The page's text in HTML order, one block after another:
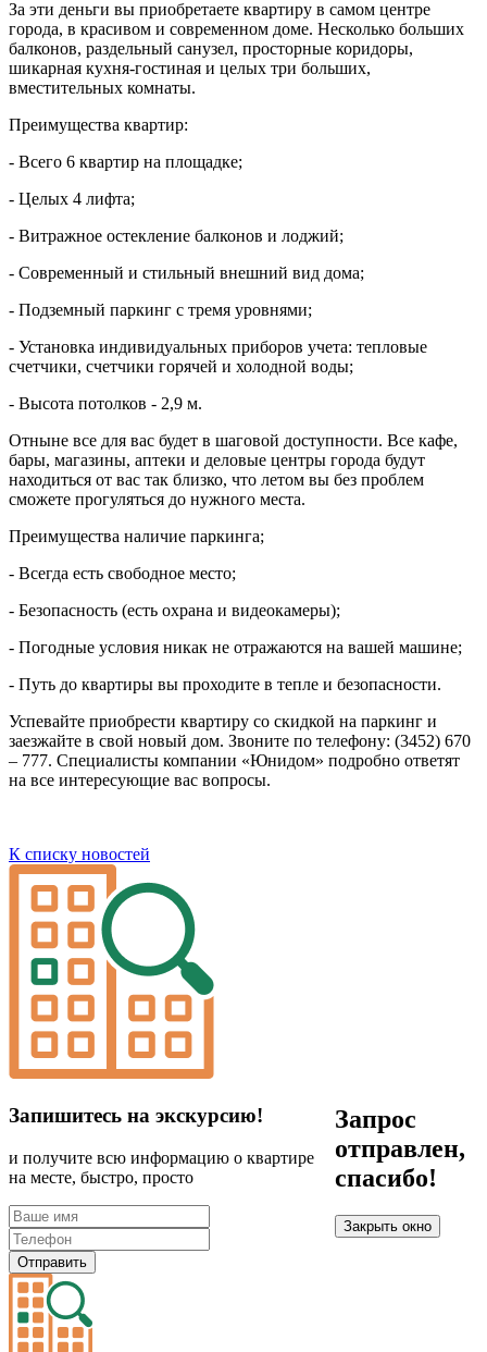
За эти деньги вы приобретаете квартиру в самом центре
города, в красивом и современном доме. Несколько больших
балконов, раздельный санузел, просторные коридоры,
шикарная кухня-гостиная и целых три больших,
вместительных комнаты.
Преимущества квартир:
- Всего 6 квартир на площадке;
- Целых 4 лифта;
- Витражное остекление балконов и лоджий;
- Современный и стильный внешний вид дома;
- Подземный паркинг с тремя уровнями;
- Установка индивидуальных приборов учета: тепловые
счетчики, счетчики горячей и холодной воды;
- Высота потолков - 2,9 м.
Отныне все для вас будет в шаговой доступности. Все кафе,
бары, магазины, аптеки и деловые центры города будут
находиться от вас так близко, что летом вы без проблем
сможете прогуляться до нужного места.
Преимущества наличие паркинга;
- Всегда есть свободное место;
- Безопасность (есть охрана и видеокамеры);
- Погодные условия никак не отражаются на вашей машине;
- Путь до квартиры вы проходите в тепле и безопасности.
Успевайте приобрести квартиру со скидкой на паркинг и
заезжайте в свой новый дом. Звоните по телефону: (3452) 670
– 777. Специалисты компании «Юнидом» подробно ответят
на все интересующие вас вопросы.
К списку новостей
Запишитесь на экскурсию!
и получите всю информацию о квартире
на месте, быстро, просто
Отправить
Запрос
отправлен,
спасибо!
Закрыть окно